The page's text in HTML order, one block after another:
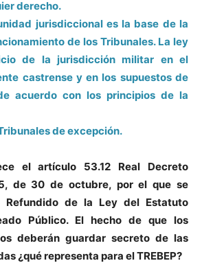
derecho.
jurisdiccional es la base de la
de los Tribunales. La ley
de la jurisdicción militar en el
castrense y en los supuestos de
acuerdo con los principios de la
de excepción.
el artículo 53.12 Real Decreto
de 30 de octubre, por el que se
Refundido de la Ley del Estatuto
Público. El hecho de que los
deberán guardar secreto de las
¿qué representa para el TREBEP?